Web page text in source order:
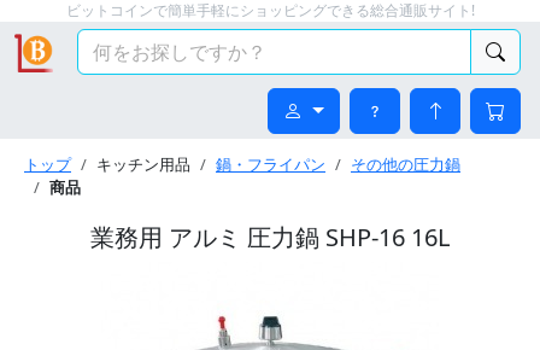
ビットコインで簡単手軽にショッピングできる総合通販サイト!
トップ キッチン用品 鍋・フライパン
その他の圧力鍋
商品
業務用 アルミ 圧力鍋 SHP-16 16L